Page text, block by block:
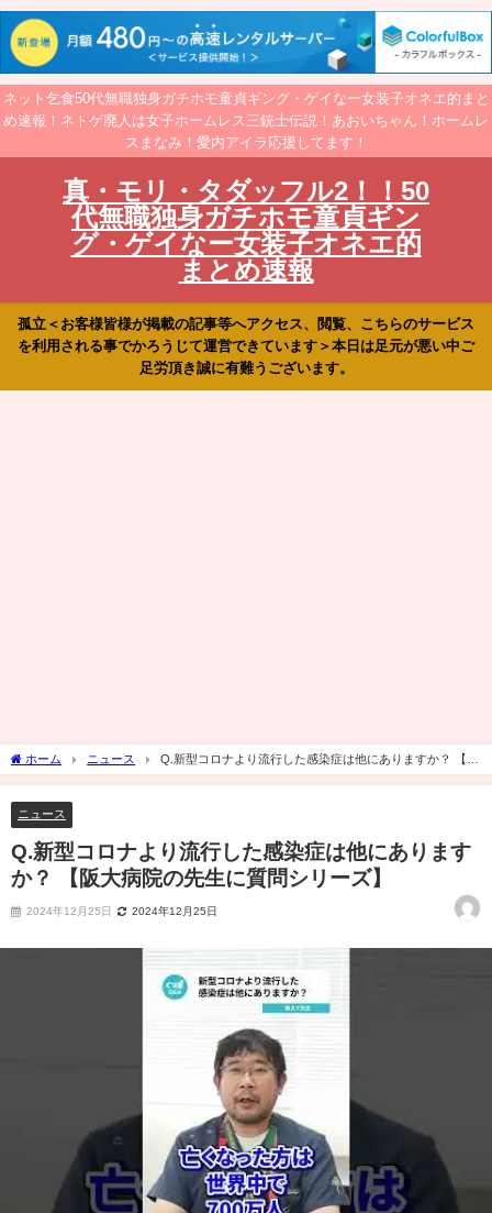
ネット乞食50代無職独身ガチホモ童貞ギング・ゲイなー女装子オネエ的まと
め速報！ネトゲ廃人は女子ホームレス三銃士伝説！あおいちゃん！ホームレ
スまなみ！愛内アイラ応援してます！
真・モリ・タダッフル2！！50
代無職独身ガチホモ童貞ギン
グ・ゲイなー女装子オネエ的
まとめ速報
孤立＜お客様皆様が掲載の記事等へアクセス、閲覧、こちらのサービス
を利用される事でかろうじて運営できています＞本日は足元が悪い中ご
足労頂き誠に有難うございます。
ホーム ニュース
Q.新型コロナより流行した感染症は他にありますか？ 【阪
大病院の先生に質問シリーズ】
ニュース
Q.新型コロナより流行した感染症は他にあります
か？ 【阪大病院の先生に質問シリーズ】
2024年12月25日 2024年12月25日